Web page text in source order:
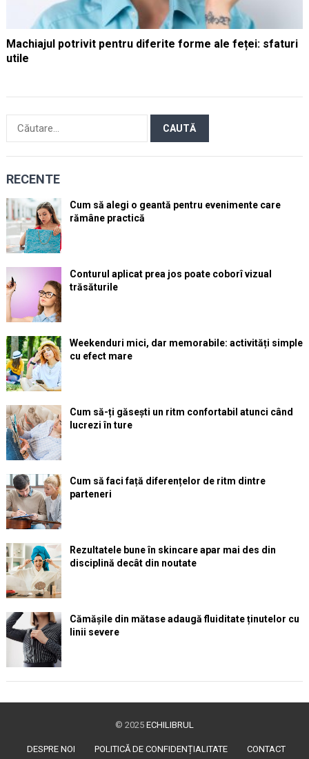
Machiajul potrivit pentru diferite forme ale feței: sfaturi
utile
Caută
RECENTE
Cum să alegi o geantă pentru evenimente care
rămâne practică
Conturul aplicat prea jos poate coborî vizual
trăsăturile
Weekenduri mici, dar memorabile: activități simple
cu efect mare
Cum să-ți găsești un ritm confortabil atunci când
lucrezi în ture
Cum să faci față diferențelor de ritm dintre
parteneri
Rezultatele bune în skincare apar mai des din
disciplină decât din noutate
Cămășile din mătase adaugă fluiditate ținutelor cu
linii severe
© 2025 ECHILIBRUL
DESPRE NOI POLITICĂ DE CONFIDENȚIALITATE CONTACT